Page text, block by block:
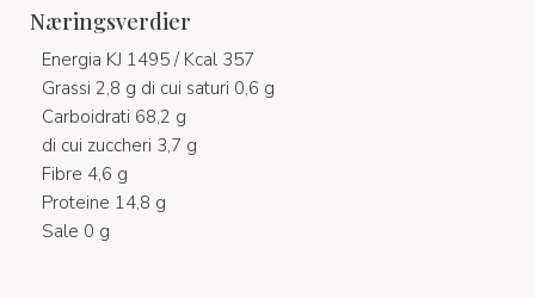
Næringsverdier
Energia KJ 1495 / Kcal 357
Grassi 2,8 g di cui saturi 0,6 g
Carboidrati 68,2 g
di cui zuccheri 3,7 g
Fibre 4,6 g
Proteine 14,8 g
Sale 0 g